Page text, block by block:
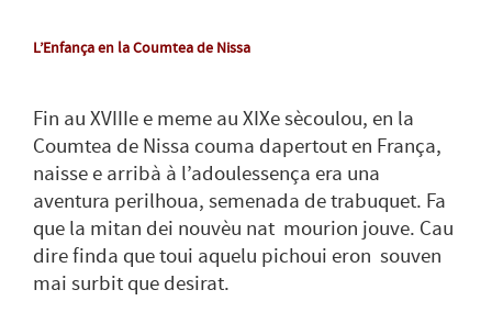
L’Enfança en la Coumtea de Nissa
Fin au XVIIIe e meme au XIXe sècoulou, en la
Coumtea de Nissa couma dapertout en França,
naisse e arribà à l’adoulessença era una
aventura perilhoua, semenada de trabuquet. Fa
que la mitan dei nouvèu nat mourion jouve. Cau
dire finda que toui aquelu pichoui eron souven
mai surbit que desirat.